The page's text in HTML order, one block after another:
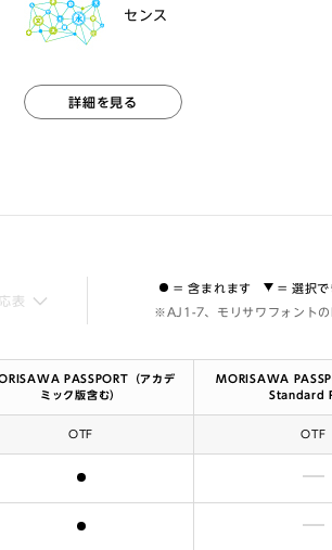
センス
詳細を見る
表
= 含まれます = 選択で
※AJ1-7、モリサワフォント
PASSPORT（アカデ
ミック版含む）
MORISAWA
Standard
OTF OTF
含まれます
含まれます